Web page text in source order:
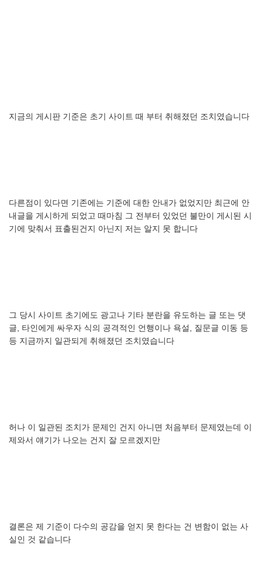
지금의 게시판 기준은 초기 사이트 때 부터 취해졌던 조치였습니다
다른점이 있다면 기존에는 기준에 대한 안내가 없었지만 최근에 안
내글을 게시하게 되었고 때마침 그 전부터 있었던 불만이 게시된 시
기에 맞춰서 표출된건지 아닌지 저는 알지 못 합니다
그 당시 사이트 초기에도 광고나 기타 분란을 유도하는 글 또는 댓
글
타인에게 싸우자 식의 공격적인 언행이나 욕설 질문글 이동 등
등 지금까지 일관되게 취해졌던 조치였습니다
허나 이 일관된 조치가 문제인 건지 아니면 처음부터 문제였는데 이
제와서 얘기가 나오는 건지 잘 모르겠지만
결론은 제 기준이 다수의 공감을 얻지 못 한다는 건 변함이 없는 사
실인 것 같습니다